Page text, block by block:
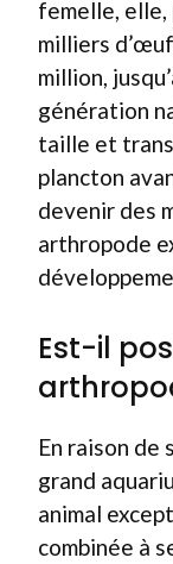
femelle,
milliers
million,
génération
taille et
plancton
devenir des
arthropode
Est-il
En raison de
grand
animal
combinée à